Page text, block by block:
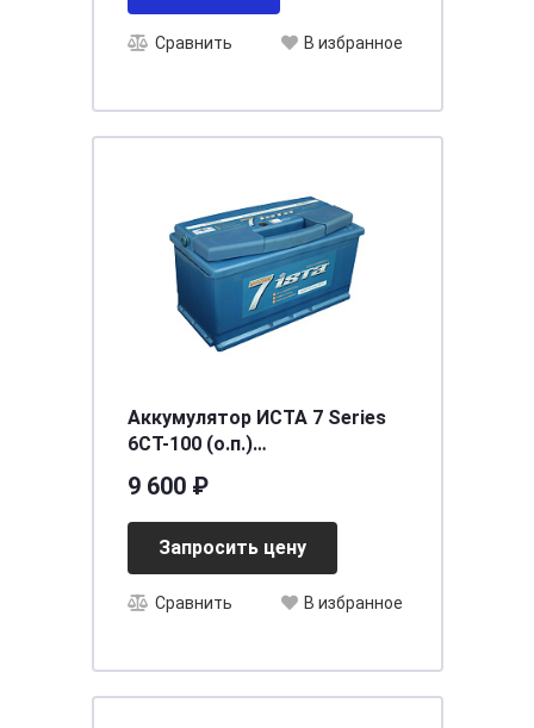
Сравнить В избранное
Аккумулятор ИСТА 7 Series
6СТ-100 (о.п.)
9 600 ₽
Запросить цену
Сравнить В избранное